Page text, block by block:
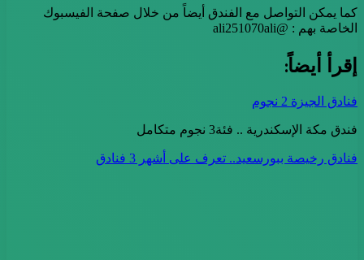
كما يمكن التواصل مع الفندق أيضاً من خلال صفحة الفيسبوك
الخاصة بهم : @ali251070ali
إقرأ أيضاً:
فنادق الجيزة 2 نجوم
فندق مكة الإسكندرية .. فئة3 نجوم متكامل
فنادق رخيصة ببورسعيد.. تعرف على أشهر 3 فنادق